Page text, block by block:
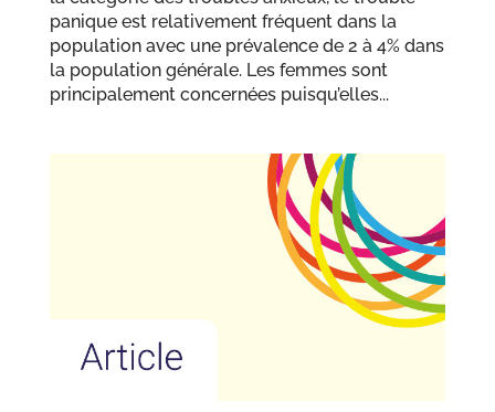
panique est relativement fréquent dans la
population avec une prévalence de 2 à 4% dans
la population générale. Les femmes sont
principalement concernées puisqu’elles...